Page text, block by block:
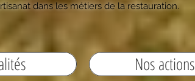
dans les métiers de la restauration.
Nos actions